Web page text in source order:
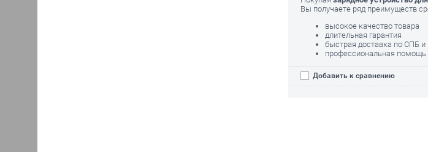
Вы получаете ряд преимуществ
высокое качество товара
длительная гарантия
быстрая доставка по СПБ
профессиональная
Добавить к сравнению